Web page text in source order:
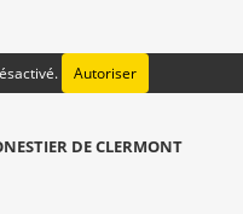
Autoriser
DE CLERMONT